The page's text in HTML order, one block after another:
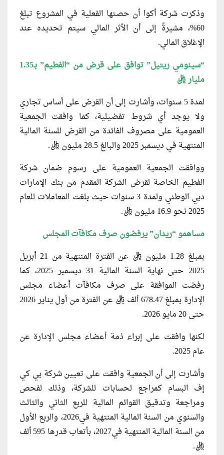
وذكرت شركة أكوا أن حصتها الفعلية في المشروع تبلغ
60%، مشيرةً إلى أن الأثر المالي سيتم تحديده عند
الإغلاق المالي.
“سينومي ريتيل” توافق على قرض من “الفطيم” بـ1.35
مليار ريال
لمدة 5 سنوات، وأشارت إلى أن القرض على أساس تجاري
ولا يوجد أي شروط تفضيلية، كما وافقت الجمعية
العمومية على مصروف الفائدة من القرض للسنة المالية
المنتهية في ديسمبر 2025 والبالغ 28.5 مليون ريال.
ووافقت الجمعية العمومية على رسوم ضمان شركة
الفطيم الخاصة لقرض الشركة المقدم من بنك الإمارات
دبي الوطني ولمدة 3 سنوات حيث بلغت المعاملات للعام
2025 نحو 16.9 مليون ريال.
مساهمو “ريدان” يرفضون صرف مكافآت المجلس
بمبلغ 1.28 مليون ريال عن الفترة المنتهية من 21 أبريل
2025 حتى نهاية السنة المالية 31 ديسمبر 2025، كما
رفضت الموافقة على صرف مكافآت أعضاء مجلس
الإدارة بمبلغ 678.47 ألف ريال عن الفترة من أول يناير 2026
حتى 20 مايو 2026.
لكنها وافقت على إبراء ذمة أعضاء مجلس الإدارة عن
عام 2025.
وأشارت إلى أن الجمعية وافقت على تعيين شركة بي كي
إف البسام كمراجع لحسابات للشركة، وذلك لفحص
ومراجعة وتدقيق القوائم المالية للربع الثاني والثالث
والسنوي من السنة المالية المنتهية في2026، والربع الأول
من السنة المالية المنتهية في2027، بأتعاب قدرها 595 ألف
ريال.